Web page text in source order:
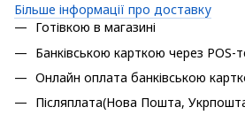
Більше інформації про доставку
Готівкою в магазині
Банківською карткою через POS-
Онлайн оплата банківською
Післяплата(Нова Пошта,